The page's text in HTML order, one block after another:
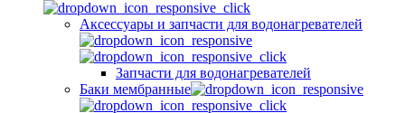
Аксессуары и запчасти для водонагревателей
Запчасти для водонагревателей
Баки мембранные